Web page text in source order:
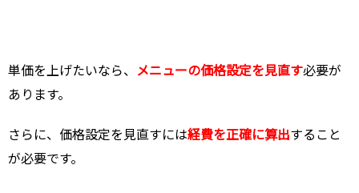
単価を上げたいなら、 メニューの価格設定を見直す必要が
あります。
さらに、価格設定を見直すには経費を正確に算出すること
が必要です。